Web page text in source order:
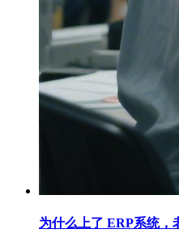
为什么上了 ERP系统，